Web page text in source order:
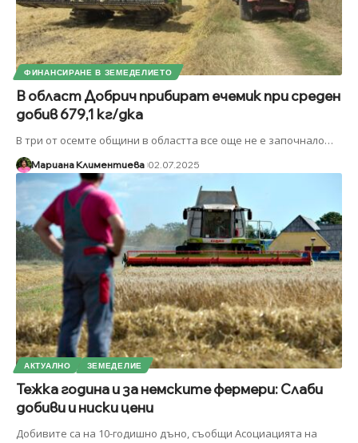
ФИНАНСИРАНЕ В ЗЕМЕДЕЛИЕТО
В област Добрич прибират ечемик при среден
добив 679,1 кг/дка
В три от осемте общини в областта все още не е започнало…
Мариана Климентиева 02.07.2025
АКТУАЛНО ЗЕМЕДЕЛИЕ
Тежка година и за немските фермери: Слаби
добиви и ниски цени
Добивите са на 10-годишно дъно, съобщи Асоциацията на